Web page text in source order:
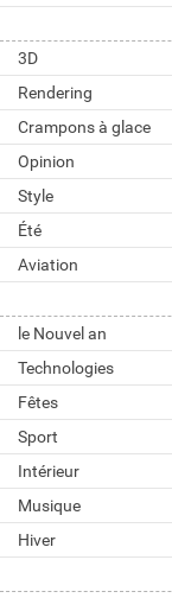
3D
Rendering
Crampons à glace
Opinion
Style
Été
Aviation
le Nouvel an
Technologies
Fêtes
Sport
Intérieur
Musique
Hiver